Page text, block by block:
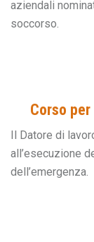
aziendali
soccorso.
Corso per
Il Datore di
all’esecuzione
dell’emergenza.